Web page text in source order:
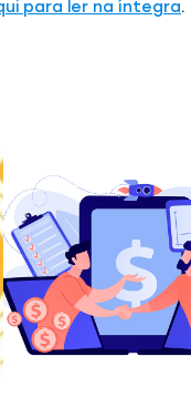
para ler na íntegra.